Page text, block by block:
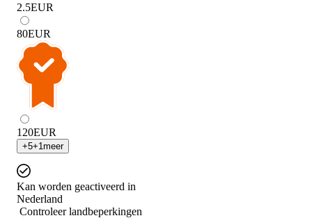
2.5EUR
80EUR
120EUR
+5+1 meer
Kan worden geactiveerd in
Nederland
Controleer landbeperkingen